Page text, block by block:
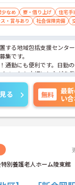
少なめ 寮・借り上げ 住宅手
・賞与あり 社会保険完備
する地域包括支援センタ
集です。
通勤にも便利です。日勤の
ベートも大切にしながら
面接対策ポイントなど、
ますのでお気軽にご相談
る 無料
最
い
別養護老人ホーム陵東館